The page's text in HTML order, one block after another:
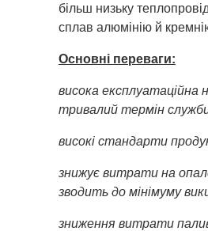
більш низьку
сплав алюмінію й
Основні переваги:
висока експлуатаційна
тривалий термін
високі стандарти
знижує витрати на
зводить до мінімуму
зниження витрати